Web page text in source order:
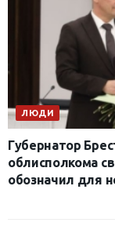
ЛЮДИ
Губернатор
облисполкома
обозначил для